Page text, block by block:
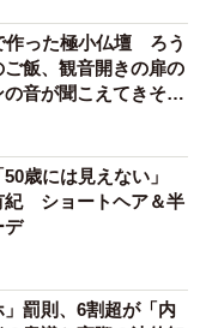
作った極小仏壇 ろう
飯、観音開きの扉の
音が聞こえてきそ
歳には見えない」
紀 ショートヘア＆半
デ
罰則、6割超が「内